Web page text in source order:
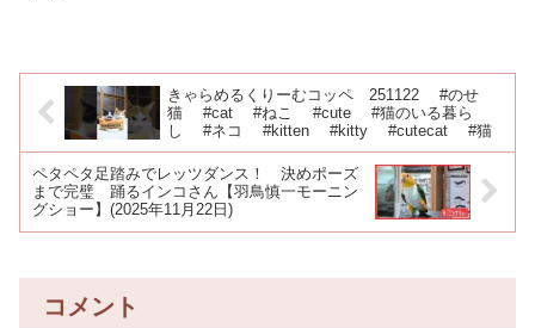
きゃらめるくりーむコッペ 251122 #のせ
猫 #cat #ねこ #cute #猫のいる暮ら
し #ネコ #kitten #kitty #cutecat #猫
ペタペタ足踏みでレッツダンス！ 決めポーズ
まで完璧 踊るインコさん【羽鳥慎一モーニン
グショー】(2025年11月22日)
コメント